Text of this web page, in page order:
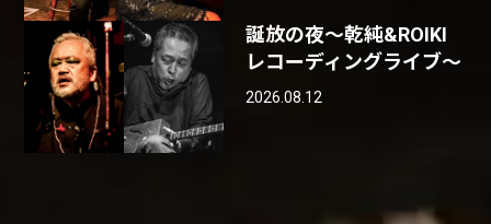
誕放の夜〜乾純&ROIKI
レコーディングライブ〜
2026.08.12